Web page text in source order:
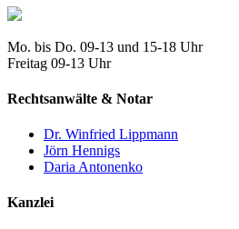
Mo. bis Do. 09-13 und 15-18 Uhr
Freitag 09-13 Uhr
Rechtsanwälte & Notar
Dr. Winfried Lippmann
Jörn Hennigs
Daria Antonenko
Kanzlei